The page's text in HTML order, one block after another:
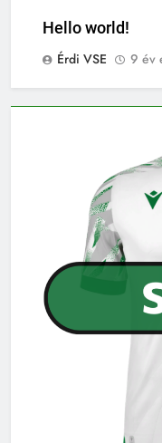
Hello world!
Érdi VSE
9 év